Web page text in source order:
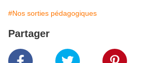
#Nos sorties pédagogiques
Partager